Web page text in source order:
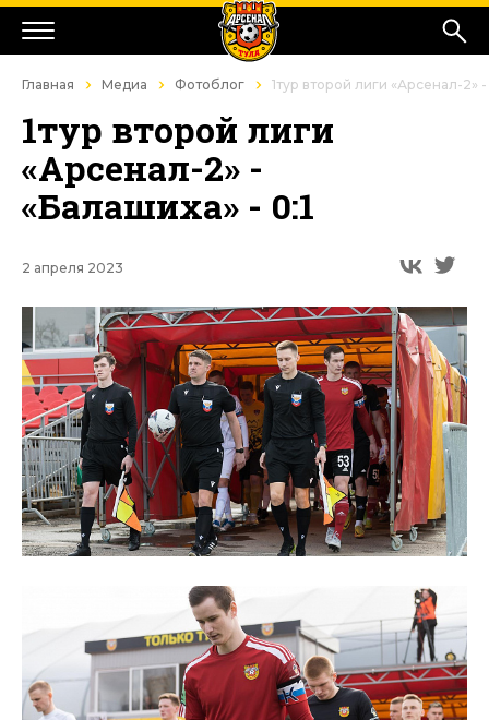
Главная Медиа Фотоблог 1тур второй лиги «Арсенал-2»
1тур второй лиги
«Арсенал-2» -
«Балашиха» - 0:1
2 апреля 2023